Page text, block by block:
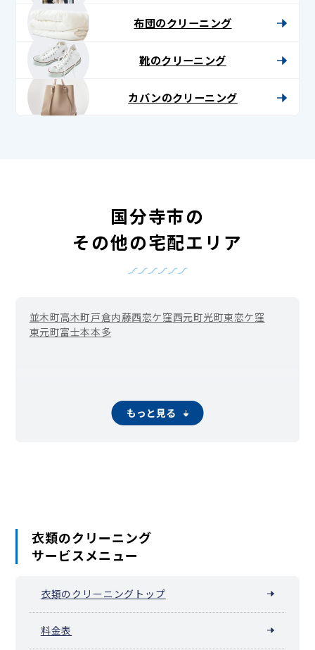
布団のクリーニング
靴のクリーニング
カバンのクリーニング
国分寺市の
その他の宅配エリア
並木町高木町戸倉内藤西恋ケ窪西元町光町東恋ケ窪
東元町富士本本多
もっと見る
衣類のクリーニング
サービスメニュー
衣類のクリーニングトップ
料金表